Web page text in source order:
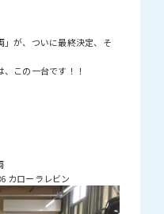
」が、ついに最終決定、そ
この一台です！！
カローラレビン